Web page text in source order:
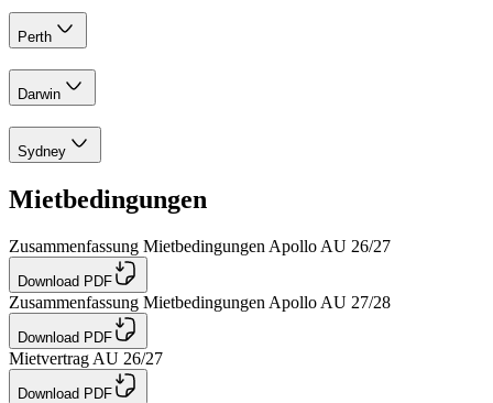
Perth
Darwin
Sydney
Mietbedingungen
Zusammenfassung Mietbedingungen Apollo AU 26/27
Download PDF
Zusammenfassung Mietbedingungen Apollo AU 27/28
Download PDF
Mietvertrag AU 26/27
Download PDF